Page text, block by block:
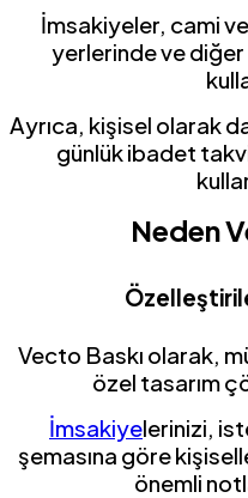
İmsakiyeler, cami
yerlerinde ve
Ayrıca, kişisel olarak
günlük ibadet
Neden
Vecto Baskı olarak,
özel tasarım
İmsakiyelerinizi,
şemasına göre
önemli